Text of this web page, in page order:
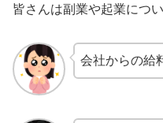
皆さんは副業や起業につ
会社からの給